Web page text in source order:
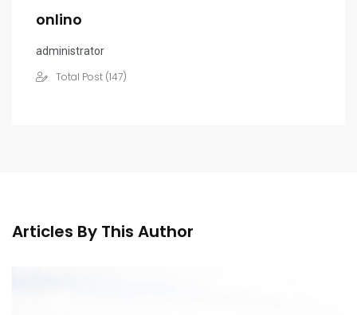
onlino
administrator
Total Post (147)
Articles By This Author